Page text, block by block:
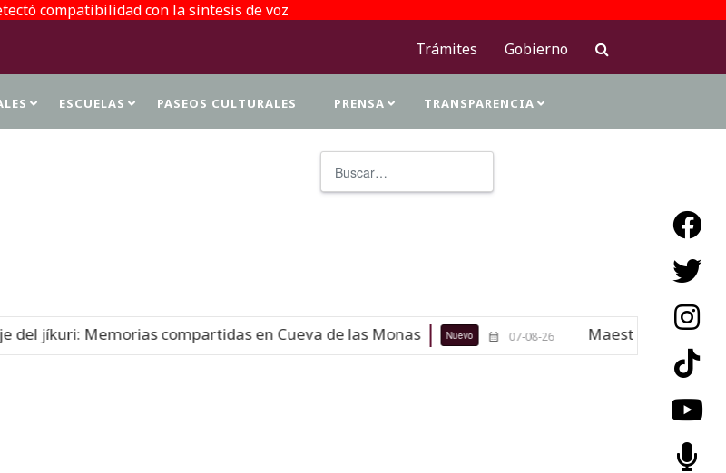
compatibilidad con la síntesis de voz
Trámites
Gobierno
ESCUELAS PASEOS CULTURALES PRENSA TRANSPARENCIA
compartidas en Cueva de las Monas Nuevo 07-08-26 Maestras de la antropología y la